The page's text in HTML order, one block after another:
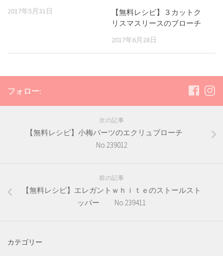
2017年5月31日
【無料レシピ】３カットク
リスマスリースのブローチ
2017年6月28日
フォロー:
次の記事
【無料レシピ】小梅パーツのエクリュブローチ
No.239012
前の記事
【無料レシピ】エレガントｗｈｉｔｅのストールスト
ッパー No.239411
カテゴリー